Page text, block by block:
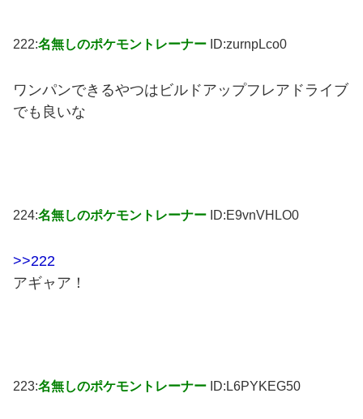
222:名無しのポケモントレーナー ID:zurnpLco0
ワンパンできるやつはビルドアップフレアドライブ
でも良いな
224:名無しのポケモントレーナー ID:E9vnVHLO0
>>222
アギャア！
223:名無しのポケモントレーナー ID:L6PYKEG50